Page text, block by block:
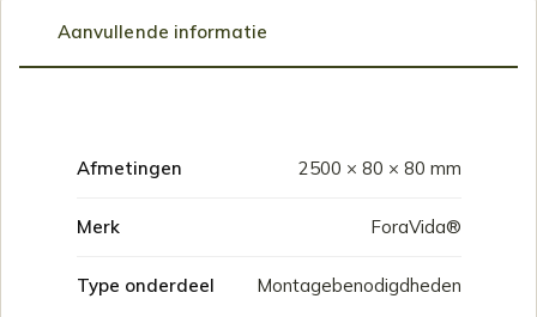
Aanvullende informatie
Afmetingen 2500 × 80 × 80 mm
Merk ForaVida®
Type onderdeel Montagebenodigdheden